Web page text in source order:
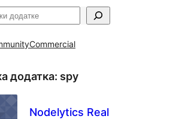
Commercial
додатка: spy
Nodelytics Real